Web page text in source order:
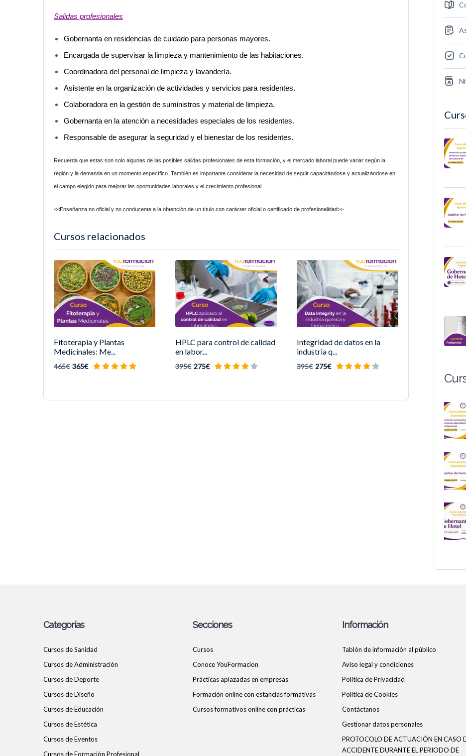
Salidas profesionales
Gobernanta en residencias de cuidado para personas mayores.
Encargada de supervisar la limpieza y mantenimiento de las habitaciones.
Coordinadora del personal de limpieza y lavandería.
Asistente en la organización de actividades y servicios para residentes.
Colaboradora en la gestión de suministros y material de limpieza.
Gobernanta en la atención a necesidades especiales de los residentes.
Responsable de asegurar la seguridad y el bienestar de los residentes.
Recuerda que estas son solo algunas de las posibles salidas profesionales de esta formación, y el mercado laboral puede variar según la
región y la demanda en un momento específico. También es importante considerar la necesidad de seguir capacitándose y actualizándose en
el campo elegido para mejorar las oportunidades laborales y el crecimiento profesional.
<<Enseñanza no oficial y no conducente a la obtención de un título con carácter oficial o certificado de profesionalidad>>
Cursos relacionados
Fitoterapia y Plantas
Medicinales: Me...
465€ 365€
HPLC para control de calidad
en labor...
395€ 275€
Integridad de datos en la
industria q...
395€ 275€
Categorías
Cursos de Sanidad
Cursos de Administración
Cursos de Deporte
Cursos de Diseño
Cursos de Educación
Cursos de Estética
Cursos de Eventos
Cursos de Formación Profesional
Secciones
Cursos
Conoce YouFormacion
Prácticas aplazadas en empresas
Formación online con estancias formativas
Cursos formativos online con prácticas
Información
Tablón de información al público
Aviso legal y condiciones
Política de Privacidad
Política de Cookies
Contáctanos
Gestionar datos personales
PROTOCOLO DE ACTUACIÓN EN CASO
ACCIDENTE DURANTE EL PERIODO DE